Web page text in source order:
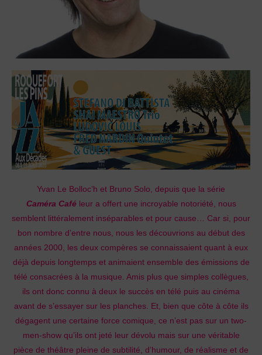
Yvan Le Bolloc’h et Bruno Solo, depuis que la série
Caméra Caféleur a offert une incroyable notoriété, nous
semblent littéralement inséparables et pour cause… Car si, pour
bon nombre d’entre nous, nous les découvrions au début des
années 2000, les deux compères se connaissaient quant à eux
déjà depuis longtemps et animaient ensemble des émissions de
télé consacrées à la musique. Amis plus que simples collègues,
ils ont donc connu à deux le succès en télé puis au cinéma
avant de s’essayer sur les planches. Et, bien que côte à côte ils
dégagent une certaine force comique, ce n’est pas sur un two-
men-show qu’ils ont jeté leur dévolu mais sur une véritable
pièce de théâtre pleine de subtilité, d’humour, de réalisme et de